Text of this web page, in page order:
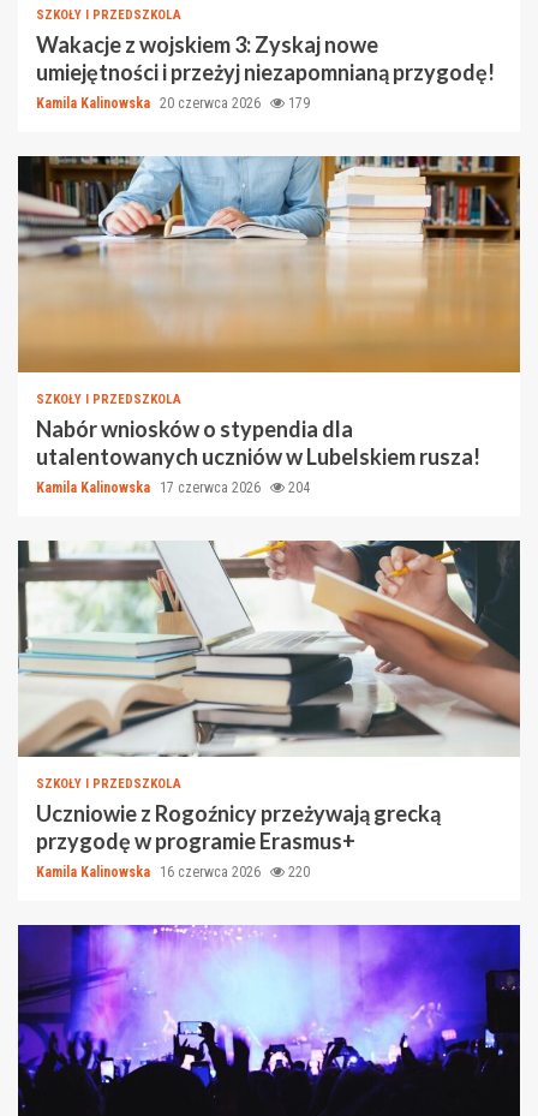
SZKOŁY I PRZEDSZKOLA
Wakacje z wojskiem 3: Zyskaj nowe
umiejętności i przeżyj niezapomnianą przygodę!
Kamila Kalinowska 20 czerwca 2026 179
SZKOŁY I PRZEDSZKOLA
Nabór wniosków o stypendia dla
utalentowanych uczniów w Lubelskiem rusza!
Kamila Kalinowska 17 czerwca 2026 204
SZKOŁY I PRZEDSZKOLA
Uczniowie z Rogoźnicy przeżywają grecką
przygodę w programie Erasmus+
Kamila Kalinowska 16 czerwca 2026 220